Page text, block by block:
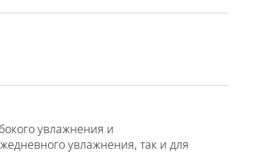
увлажнения и
увлажнения, так и для